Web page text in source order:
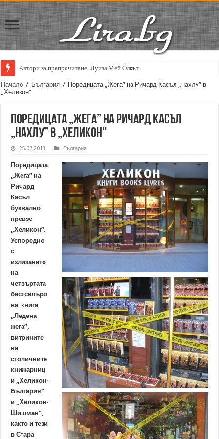
Автори за препрочитане: Луиза Мей Олкът
Кирил Кадийски: „Плачът на големия поет винаги е и сила, и
Начало / България / Поредицата „Жега” на Ричард Касъл „нахлу” в
„Хеликон”
Поредицата „Жега” на Ричард Касъл
„нахлу” в „Хеликон”
25.07.2013 България
Поредицата
„Жега” на
Ричард
Касъл
буквално
превзе
„Хеликон”.
Успоредно
с
излизането
на
четвъртата
бестселъро
ва книга
„Ледена
жега”,
витрините
на
столичните
книжарниц
и „Хеликон-
България”
и „Хеликон-
Шишман”,
както и тези
в Стара